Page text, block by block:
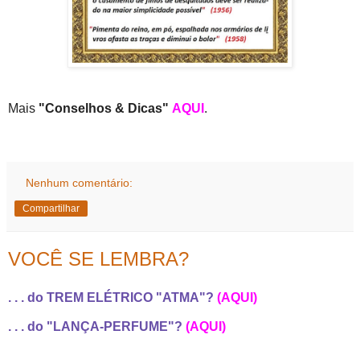
Mais "Conselhos & Dicas" AQUI .
Nenhum comentário:
Compartilhar
VOCÊ SE LEMBRA?
. . . do TREM ELÉTRICO "ATMA"? (AQUI)
. . . do "LANÇA-PERFUME"? (AQUI)